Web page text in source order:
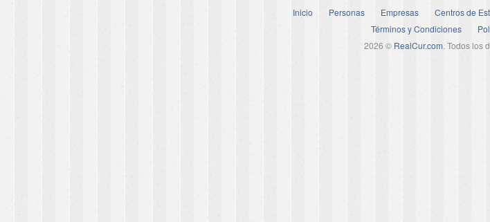
Inicio Personas Empresas Centros de
Términos y Condiciones
2026 © RealCur.com. Todos los